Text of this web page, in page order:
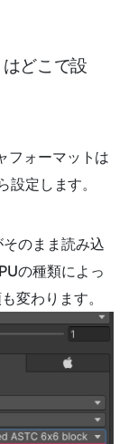
どこで設
フォーマットは
定します。
のまま読み込
の種類によっ
変わります。